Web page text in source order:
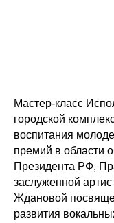
Мастер-класс
городской
воспитания
премий в области
Президента РФ,
заслуженной
Ждановой
развития